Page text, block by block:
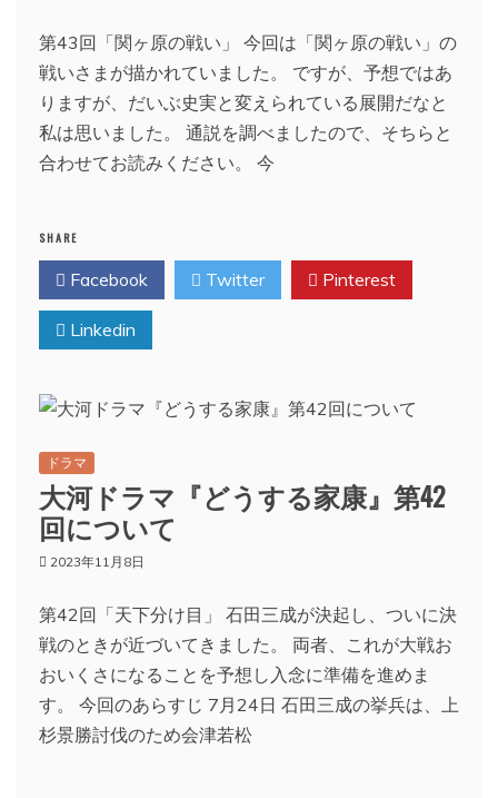
第43回「関ヶ原の戦い」 今回は「関ヶ原の戦い」の
戦いさまが描かれていました。 ですが、予想ではあ
りますが、だいぶ史実と変えられている展開だなと
私は思いました。 通説を調べましたので、そちらと
合わせてお読みください。 今
SHARE
Facebook Twitter Pinterest
Linkedin
ドラマ
大河ドラマ『どうする家康』第42
回について
2023年11月8日
第42回「天下分け目」 石田三成が決起し、ついに決
戦のときが近づいてきました。 両者、これが大戦お
おいくさになることを予想し入念に準備を進めま
す。 今回のあらすじ 7月24日 石田三成の挙兵は、上
杉景勝討伐のため会津若松